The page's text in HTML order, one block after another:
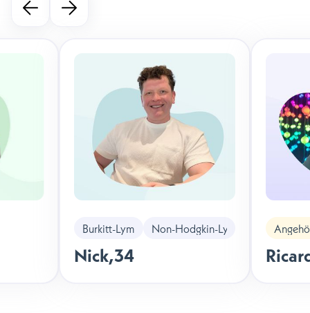
Burkitt-LymphomNon-Hodgkin-Lymphom
Nick,34